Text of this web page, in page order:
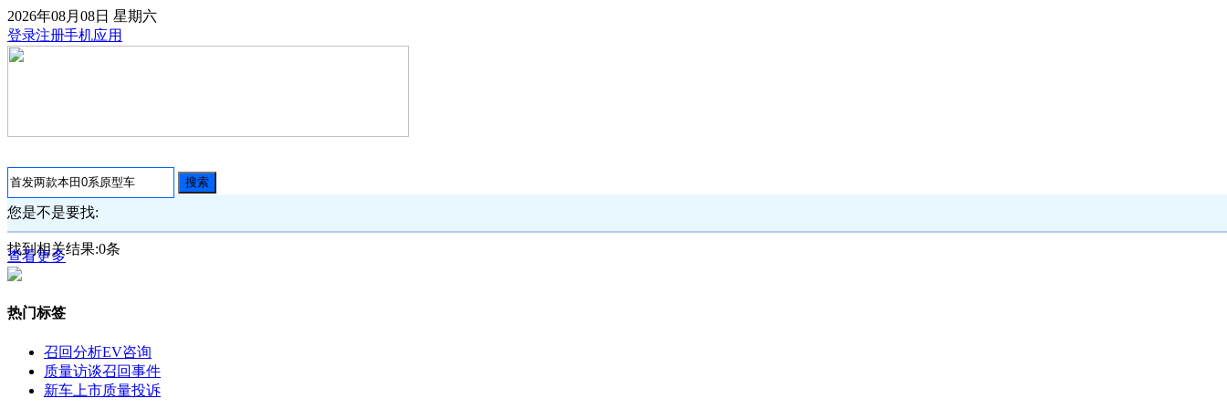
2026年08月08日 星期六
登录注册手机应用
搜索
您是不是要找:
找到相关结果:0条
查看更多
热门标签
召回分析EV咨询
质量访谈召回事件
新车上市质量投诉